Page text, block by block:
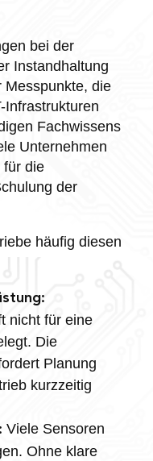
bei der
Instandhaltung
Messpunkte, die
Infrastrukturen
Fachwissens
Unternehmen
für die
der
häufig diesen
nicht für eine
Die
Planung
kurzzeitig
Viele Sensoren
Ohne klare